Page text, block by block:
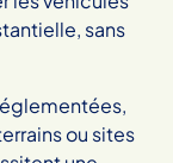
sans
ou sites